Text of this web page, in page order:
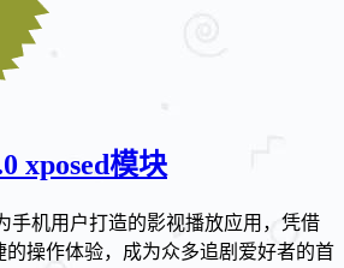
xposed模块
手机用户打造的影视播放应用，凭借
操作体验，成为众多追剧爱好者的首